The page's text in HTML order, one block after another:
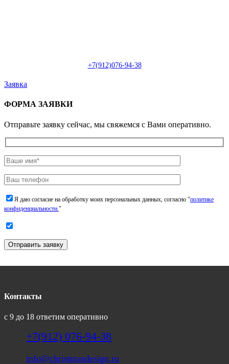
+7(912)076-94-38
Заявка
ФОРМА ЗАЯВКИ
Отправьте заявку сейчас, мы свяжемся с Вами оперативно.
Я даю согласие на обработку моих персональных данных, согласно "политике
конфиденциальности."
Отправить заявку
Контакты
с 9 до 18 ответим оперативно
+7(912) 076-94-38
info@christmasdesign.ru